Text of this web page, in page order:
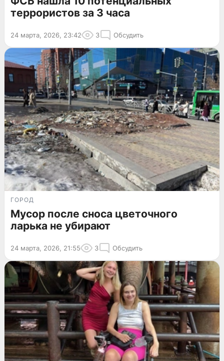
террористов за 3 часа
24 марта, 2026, 23:42 3 Обсудить
ГОРОД
Мусор после сноса цветочного
ларька не убирают
24 марта, 2026, 21:55 3 Обсудить